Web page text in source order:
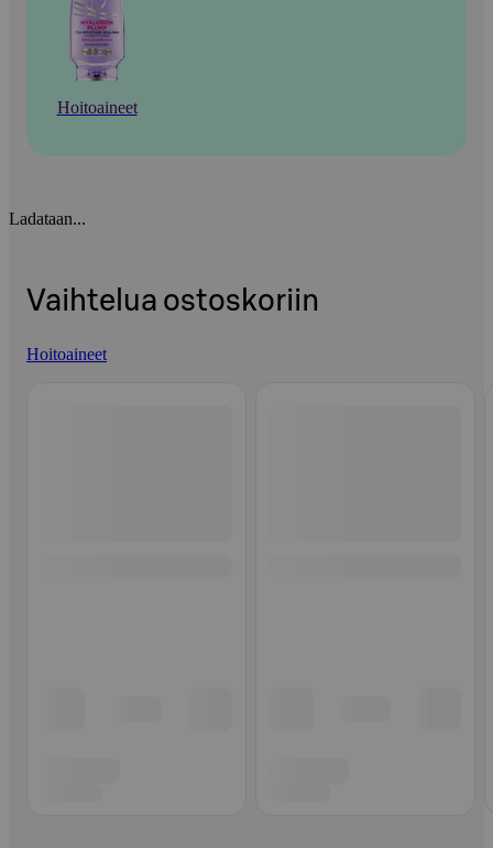
Hoitoaineet
Ladataan...
Vaihtelua ostoskoriin
Hoitoaineet